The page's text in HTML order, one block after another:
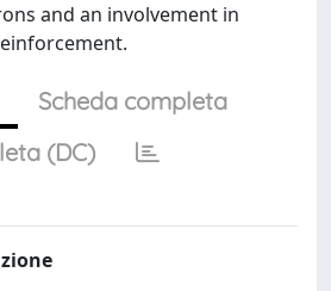
and an involvement in
Scheda completa
(DC)